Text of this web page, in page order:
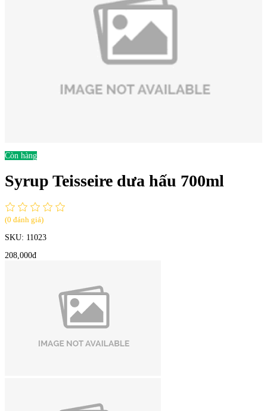
Còn hàng
Syrup Teisseire dưa hấu 700ml
(0 đánh giá)
SKU: 11023
208,000đ